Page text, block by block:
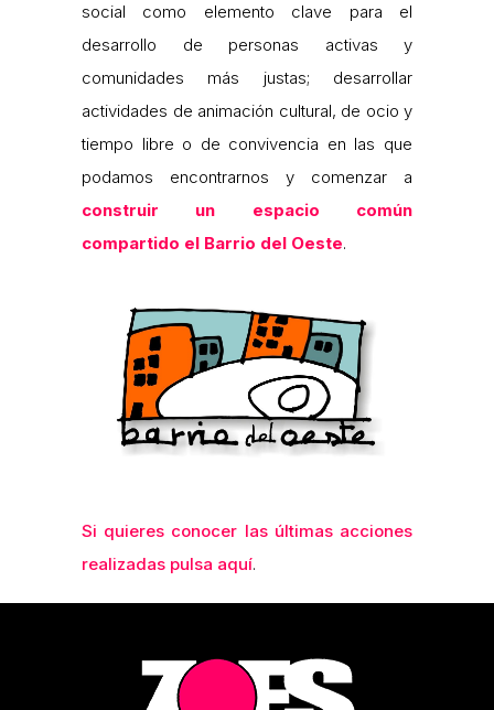
social como elemento clave para el
desarrollo de personas activas y
comunidades más justas; desarrollar
actividades de animación cultural, de ocio y
tiempo libre o de convivencia en las que
podamos encontrarnos y comenzar a
construir un espacio común
compartido el Barrio del Oeste.
Si quieres conocer las últimas acciones
realizadas pulsa aquí.